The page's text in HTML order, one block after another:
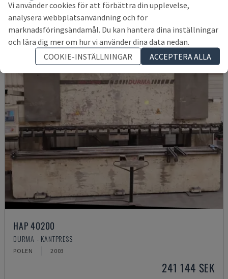
153 455 SEK
HAP 40200
DURMA - KANTPRESS
POLEN 2003
241 144 SEK
Vi använder cookies för att förbättra din upplevelse,
analysera webbplatsanvändning och för
marknadsföringsändamål. Du kan hantera dina inställningar
och lära dig mer om hur vi använder dina data nedan.
COOKIE-INSTÄLLNINGAR
ACCEPTERA ALLA